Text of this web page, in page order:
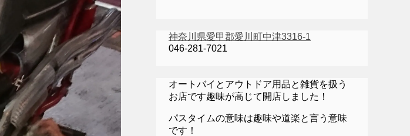
神奈川県愛甲郡愛川町中津3316-1
046-281-7021
オートバイとアウトドア用品と雑貨を扱う
お店です趣味が高じて開店しました！
パスタイムの意味は趣味や道楽と言う意味
です！